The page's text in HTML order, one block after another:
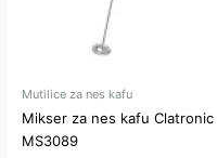
Mutilice za nes kafu
Mikser za nes kafu Clatronic
MS3089